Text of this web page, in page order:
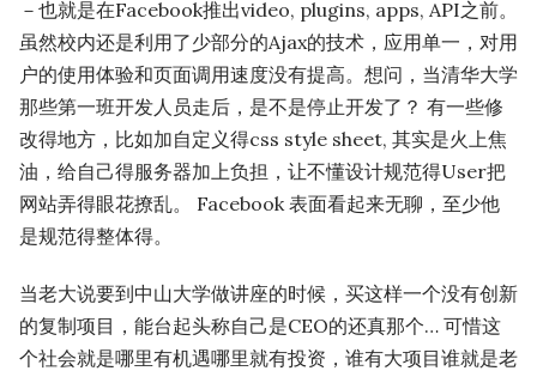
－也就是在Facebook推出video, plugins, apps, API之前。
虽然校内还是利用了少部分的Ajax的技术，应用单一，对用
户的使用体验和页面调用速度没有提高。想问，当清华大学
那些第一班开发人员走后，是不是停止开发了？ 有一些修
改得地方，比如加自定义得css style sheet, 其实是火上焦
油，给自己得服务器加上负担，让不懂设计规范得User把
网站弄得眼花撩乱。 Facebook 表面看起来无聊，至少他
是规范得整体得。
当老大说要到中山大学做讲座的时候，买这样一个没有创新
的复制项目，能台起头称自己是CEO的还真那个… 可惜这
个社会就是哪里有机遇哪里就有投资，谁有大项目谁就是老